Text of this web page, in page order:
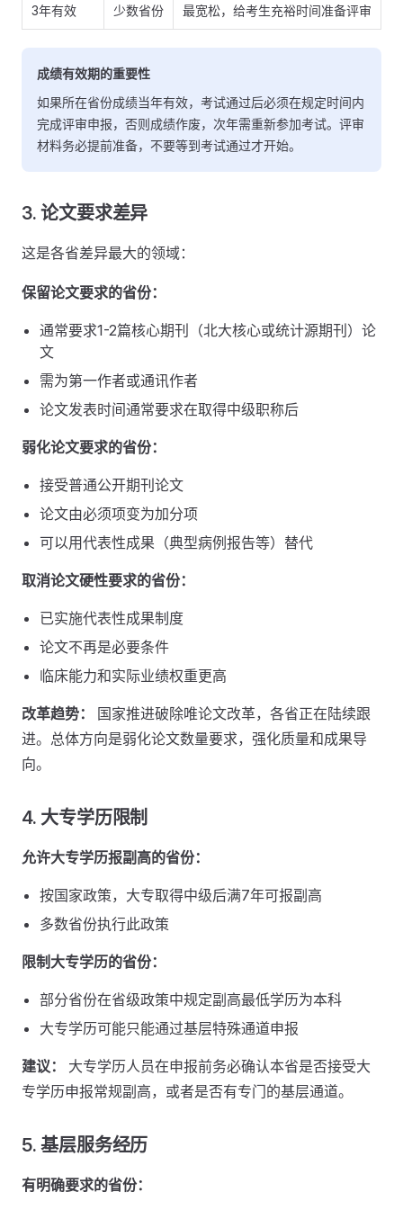
3年有效 少数省份 最宽松，给考生充裕时间准备评审
成绩有效期的重要性
如果所在省份成绩当年有效，考试通过后必须在规定时间内
完成评审申报，否则成绩作废，次年需重新参加考试。评审
材料务必提前准备，不要等到考试通过才开始。
3. 论文要求差异
这是各省差异最大的领域：
保留论文要求的省份：
通常要求1-2篇核心期刊（北大核心或统计源期刊）论
文
需为第一作者或通讯作者
论文发表时间通常要求在取得中级职称后
弱化论文要求的省份：
接受普通公开期刊论文
论文由必须项变为加分项
可以用代表性成果（典型病例报告等）替代
取消论文硬性要求的省份：
已实施代表性成果制度
论文不再是必要条件
临床能力和实际业绩权重更高
改革趋势：
国家推进破除唯论文改革，各省正在陆续跟
进。总体方向是弱化论文数量要求，强化质量和成果导
向。
4. 大专学历限制
允许大专学历报副高的省份：
按国家政策，大专取得中级后满7年可报副高
多数省份执行此政策
限制大专学历的省份：
部分省份在省级政策中规定副高最低学历为本科
大专学历可能只能通过基层特殊通道申报
建议：
大专学历人员在申报前务必确认本省是否接受大
专学历申报常规副高，或者是否有专门的基层通道。
5. 基层服务经历
有明确要求的省份：